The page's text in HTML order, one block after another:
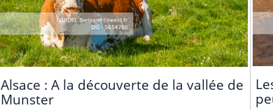
Alsace : A la découverte de la vallée de
Munster